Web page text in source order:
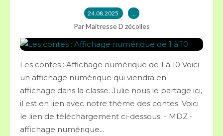
24.08.2025 …
Par Maitresse D zécolles
Les contes : Affichage numérique de 1 à 10 Voici
un affichage numérique qui viendra en
affichage dans la classe. Julie nous le partage ici,
il est en lien avec notre thème des contes. Voici
le lien de téléchargement ci-dessous. - MDZ -
affichage numérique...